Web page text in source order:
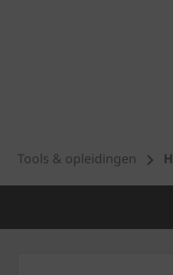
Tools & opleidingen